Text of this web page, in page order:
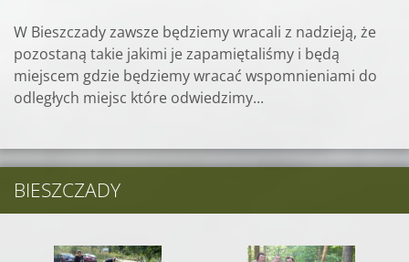
W Bieszczady zawsze będziemy wracali z nadzieją, że
pozostaną takie jakimi je zapamiętaliśmy i będą
miejscem gdzie będziemy wracać wspomnieniami do
odległych miejsc które odwiedzimy...
BIESZCZADY